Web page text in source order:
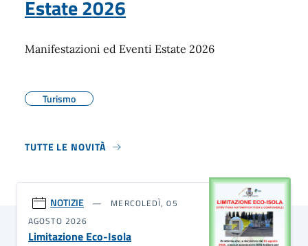
Estate 2026
Manifestazioni ed Eventi Estate 2026
Turismo
TUTTE LE NOVITÀ
NOTIZIE
MERCOLEDÌ, 05
AGOSTO 2026
Limitazione Eco-Isola